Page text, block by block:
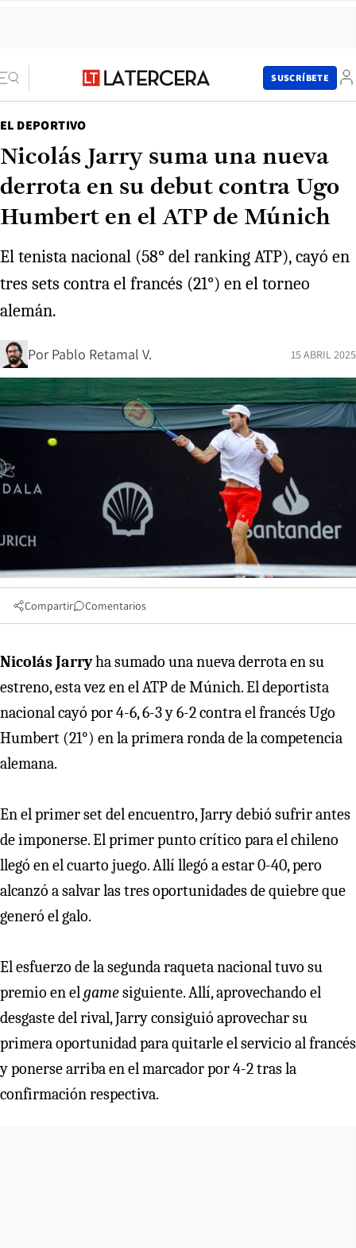
SUSCRÍBETE
EL DEPORTIVO
Nicolás Jarry suma una nueva
derrota en su debut contra Ugo
Humbert en el ATP de Múnich
El tenista nacional (58° del ranking ATP), cayó en
tres sets contra el francés (21°) en el torneo
alemán.
Por Pablo Retamal V. 15 ABRIL 2025
Compartir Comentarios
Nicolás Jarryha sumado una nueva derrota en su
estreno, esta vez en el ATP de Múnich. El deportista
nacional cayó por 4-6, 6-3 y 6-2 contra el francés Ugo
Humbert (21°) en la primera ronda de la competencia
alemana.
En el primer set del encuentro, Jarry debió sufrir antes
de imponerse. El primer punto crítico para el chileno
llegó en el cuarto juego. Allí llegó a estar 0-40, pero
alcanzó a salvar las tres oportunidades de quiebre que
generó el galo.
El esfuerzo de la segunda raqueta nacional tuvo su
premio en elgamesiguiente. Allí, aprovechando el
desgaste del rival, Jarry consiguió aprovechar su
primera oportunidad para quitarle el servicio al francés
y ponerse arriba en el marcador por 4-2 tras la
confirmación respectiva.